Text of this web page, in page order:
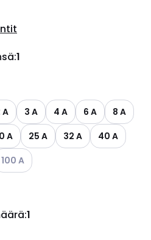
:1
vaihtoehdot
olevat vaihtoehdot
olevat vaihtoehdot
A 3 A 4 A 6 A
8 A
A 25 A 32 A
40 A
olevat vaihtoehdot
käytettävissä olevat
100 A
vaihtoehdot
:1
vaihtoehdot
olevat vaihtoehdot
olevat vaihtoehdot